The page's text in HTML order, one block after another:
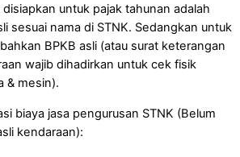
untuk pajak tahunan adalah
sesuai nama di STNK. Sedangkan untuk
BPKB asli (atau surat keterangan
wajib dihadirkan untuk cek fisik
& mesin).
biaya jasa pengurusan STNK (Belum
kendaraan):